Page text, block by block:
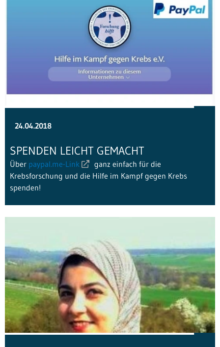
24.04.2018
SPENDEN LEICHT GEMACHT
Über paypal.me-Link
ganz einfach für die
Krebsforschung und die Hilfe im Kampf gegen Krebs
spenden!